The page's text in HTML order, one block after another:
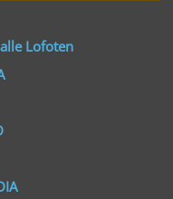
Lofoten